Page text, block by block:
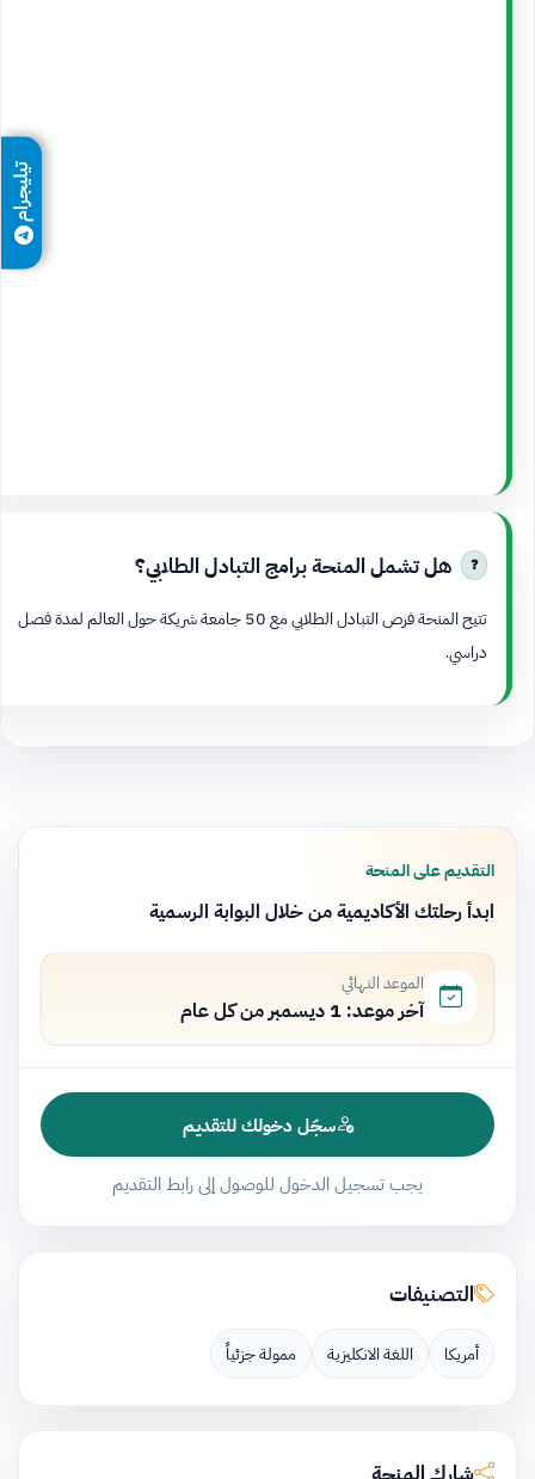
هل تشمل المنحة برامج التبادل الطلابي؟
تتيح المنحة فرص التبادل الطلابي مع 50 جامعة شريكة حول العالم لمدة فصل
دراسي.
التقديم على المنحة
ابدأ رحلتك الأكاديمية من خلال البوابة الرسمية
الموعد النهائي
آخر موعد: 1 ديسمبر من كل عام
سجّل دخولك للتقديم
يجب تسجيل الدخول للوصول إلى رابط التقديم
التصنيفات
أمريكا اللغة الانكليزية ممولة جزئياً
تيليجرام